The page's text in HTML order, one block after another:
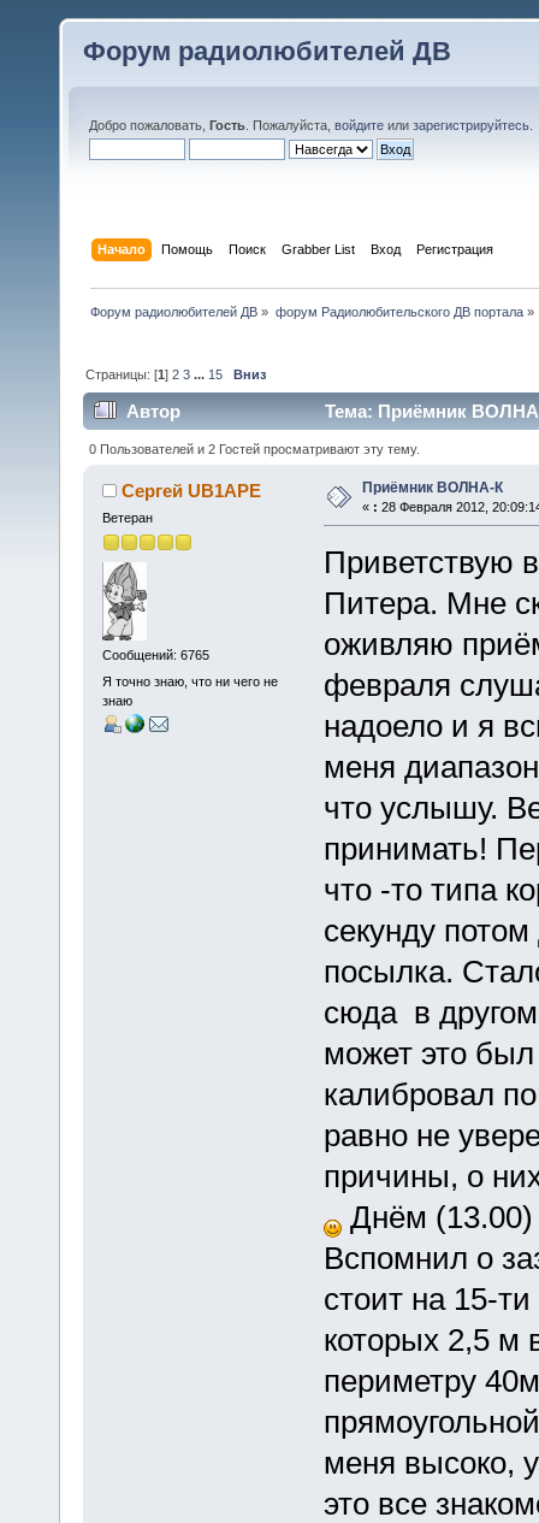
Форум радиолюбителей ДВ
Добро пожаловать, Гость . Пожалуйста, войдите или зарегистрируйтесь
Начало Помощь Поиск Grabber List Вход Регистрация
Форум радиолюбителей ДВ » форум Радиолюбительского ДВ портала»
Страницы: [1]2 3 ... 15 Вниз
Автор Тема: Приёмник
0 Пользователей и 2 Гостей просматривают эту тему.
Сергей UB1APE
Ветеран
Сообщений: 6765
Я точно знаю, что ни чего не
знаю
Приёмник ВОЛНА-К
« : 28 Февраля 2012,
Приветствую
Питера. Мне
оживляю
февраля
надоело и я
меня
что услышу.
принимать!
что -то типа
секунду
посылка.
сюда в
может это
калибровал
равно не
причины, о
Днём (13.00)
Вспомнил о
стоит на 15-
которых 2,5 м
периметру
меня высоко,
это все